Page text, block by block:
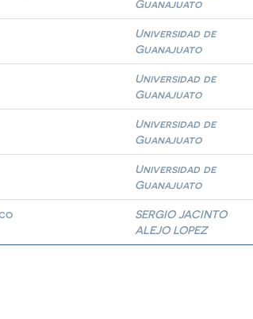
Guanajuato
Universidad de
Guanajuato
Universidad de
Guanajuato
Universidad de
Guanajuato
Universidad de
Guanajuato
SERGIO JACINTO
ALEJO LOPEZ